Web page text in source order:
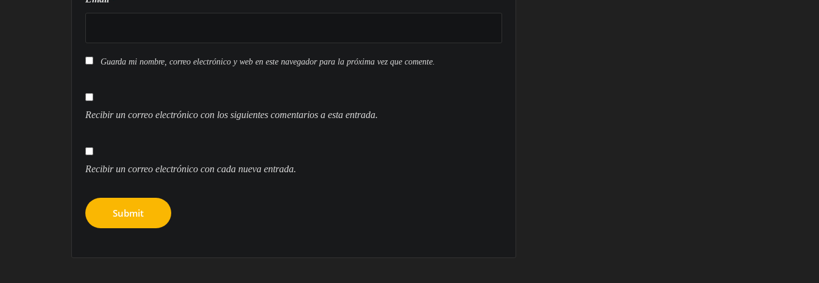
Guarda mi nombre, correo electrónico y web en este navegador para la próxima vez que comente.
Recibir un correo electrónico con los siguientes comentarios a esta entrada.
Recibir un correo electrónico con cada nueva entrada.